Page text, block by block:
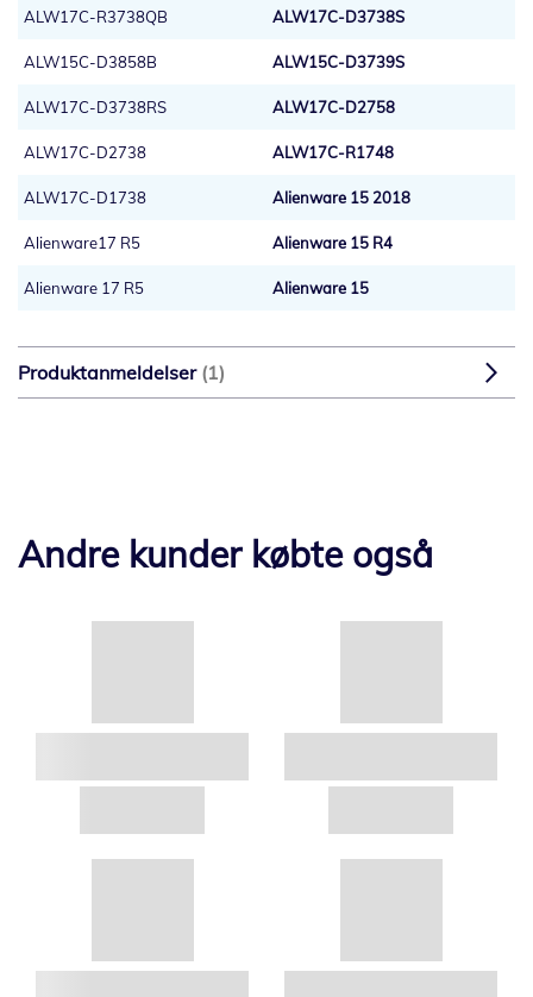
ALW17C-R3738QB ALW17C-D3738S
ALW15C-D3858B ALW15C-D3739S
ALW17C-D3738RS ALW17C-D2758
ALW17C-D2738 ALW17C-R1748
ALW17C-D1738 Alienware 15 2018
Alienware17 R5 Alienware 15 R4
Alienware 17 R5 Alienware 15
Produktanmeldelser 1
Andre kunder købte også